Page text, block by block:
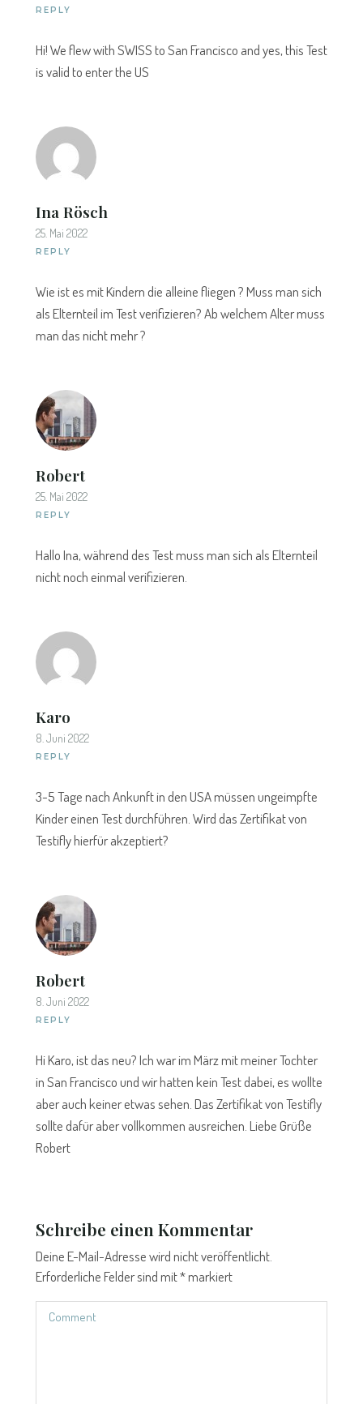
REPLY
Hi! We flew with SWISS to San Francisco and yes, this Test
is valid to enter the US
Ina Rösch
25. Mai 2022
REPLY
Wie ist es mit Kindern die alleine fliegen ? Muss man sich
als Elternteil im Test verifizieren? Ab welchem Alter muss
man das nicht mehr ?
Robert
25. Mai 2022
REPLY
Hallo Ina, während des Test muss man sich als Elternteil
nicht noch einmal verifizieren.
Karo
8. Juni 2022
REPLY
3-5 Tage nach Ankunft in den USA müssen ungeimpfte
Kinder einen Test durchführen. Wird das Zertifikat von
Testifly hierfür akzeptiert?
Robert
8. Juni 2022
REPLY
Hi Karo, ist das neu? Ich war im März mit meiner Tochter
in San Francisco und wir hatten kein Test dabei, es wollte
aber auch keiner etwas sehen. Das Zertifikat von Testifly
sollte dafür aber vollkommen ausreichen. Liebe Grüße
Robert
Schreibe einen Kommentar
Deine E-Mail-Adresse wird nicht veröffentlicht.
Erforderliche Felder sind mit*markiert